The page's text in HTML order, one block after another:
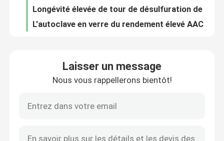
Contrôle de la qualité
Les affaires
Autoclave d'AAC
Laisser un message
Nous vous rappellerons bientôt!